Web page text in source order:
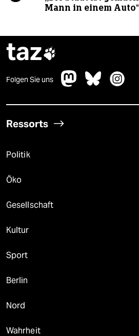
Mann in einem
taz
Folgen Sie uns
Ressorts
Politik
Öko
Gesellschaft
Kultur
Sport
Berlin
Nord
Wahrheit